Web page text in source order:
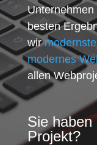
besten
wir
modernes
allen
Sie
Projekt?